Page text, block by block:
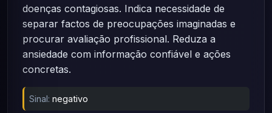
doenças contagiosas. Indica necessidade de
separar factos de preocupações imaginadas e
procurar avaliação profissional. Reduza a
ansiedade com informação confiável e ações
concretas.
Sinal: negativo